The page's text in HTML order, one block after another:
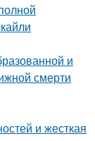
и
смерти
и жесткая